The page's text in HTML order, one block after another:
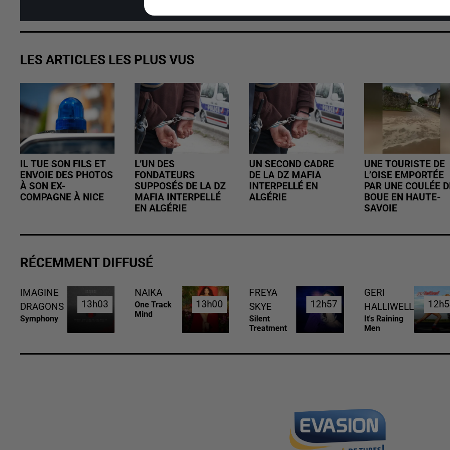
LES ARTICLES LES PLUS VUS
IL TUE SON FILS ET
ENVOIE DES PHOTOS
À SON EX-
COMPAGNE À NICE
L’UN DES
FONDATEURS
SUPPOSÉS DE LA DZ
MAFIA INTERPELLÉ
EN ALGÉRIE
UN SECOND CADRE
DE LA DZ MAFIA
INTERPELLÉ EN
ALGÉRIE
UNE TOURISTE DE
L’OISE EMPORTÉE
PAR UNE COULÉE
BOUE EN HAUTE-
SAVOIE
RÉCEMMENT DIFFUSÉ
IMAGINE
DRAGONS
Symphony
13h03
13h03
NAIKA
One Track
Mind
13h00
13h00
FREYA
SKYE
Silent
Treatment
12h57
12h57
GERI
HALLIWELL
It's Raining
Men